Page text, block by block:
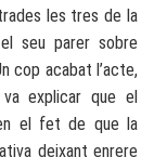
les tres de la
seu parer sobre
cop acabat l’acte,
explicar que el
el fet de que la
deixant enrere